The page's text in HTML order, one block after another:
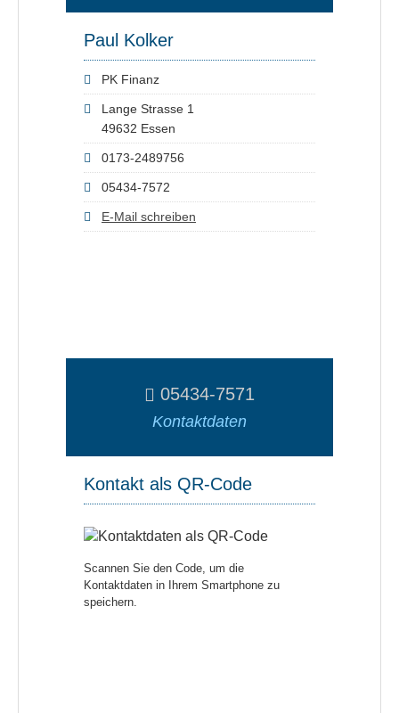
Paul Kolker
PK Finanz
Lange Strasse 1
49632 Essen
0173-2489756
05434-7572
E-Mail schreiben
05434-7571
Kontaktdaten
Kontakt als QR-Code
Scannen Sie den Code, um die
Kontaktdaten in Ihrem Smartphone zu
speichern.